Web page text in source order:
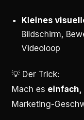
Kleines
Bildschirm,
Videoloop
💡 Der Trick:
Mach es einfach,
Marketing-